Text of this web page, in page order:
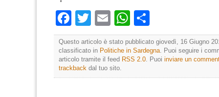
Facebook
TwitterEmailWhatsApp
Questo articolo è stato pubblicato giovedì, 16 Giugno
classificato in Politiche in Sardegna. Puoi seguire i
articolo tramite il feed RSS 2.0. Puoi inviare un
trackback dal tuo sito.